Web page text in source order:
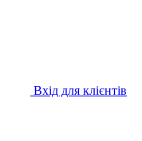
Вхід для клієнтів